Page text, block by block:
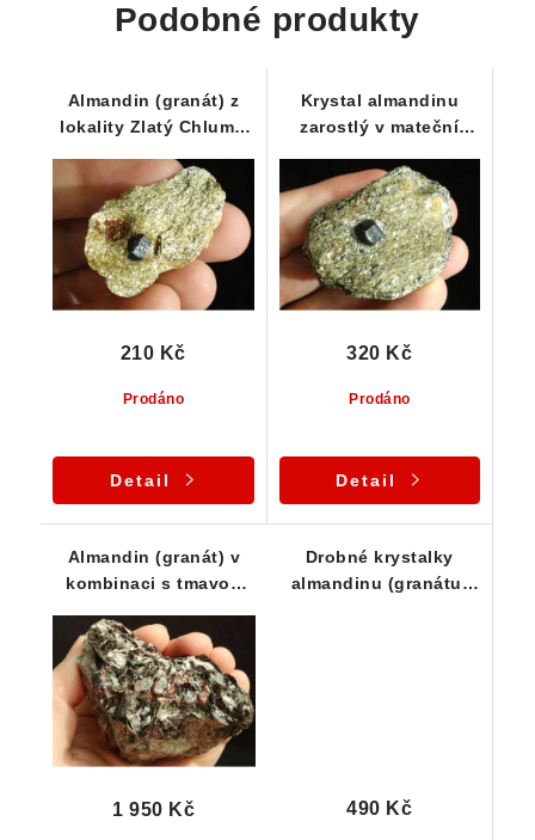
Podobné produkty
Almandin (granát) z
lokality Zlatý Chlum -
Prodáno
210 Kč
Detail
Krystal almandinu
zarostlý v mateční
Prodáno
320 Kč
Detail
Almandin (granát) v
kombinaci s tmavou
klasickým křemenem -
Dolní Bory
1 950 Kč
Drobné krystalky
almandinu (granátu)
490 Kč